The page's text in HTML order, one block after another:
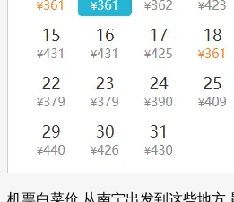
机票白菜价 从南宁出发到这些地方